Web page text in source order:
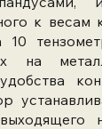
к весам
10
на